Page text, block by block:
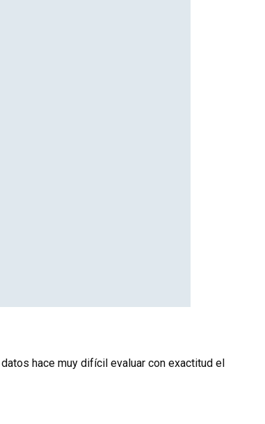
hace muy difícil evaluar con exactitud el